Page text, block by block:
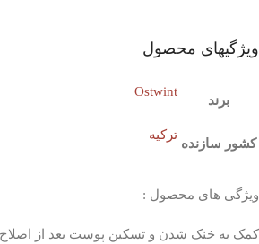
ویژگیهای محصول
برند
Ostwint
کشور سازنده
ترکیه
ویژگی های محصول :
کمک به خنک شدن و تسکین پوست بعد از اصلاح